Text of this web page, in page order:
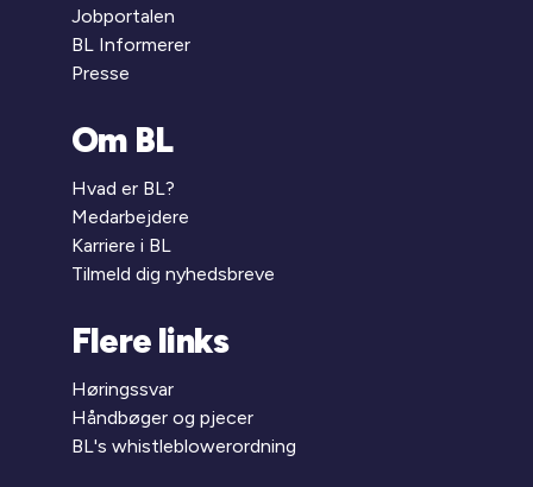
Jobportalen
BL Informerer
Presse
Om BL
Hvad er BL?
Medarbejdere
Karriere i BL
Tilmeld dig nyhedsbreve
Flere links
Høringssvar
Håndbøger og pjecer
BL's whistleblowerordning